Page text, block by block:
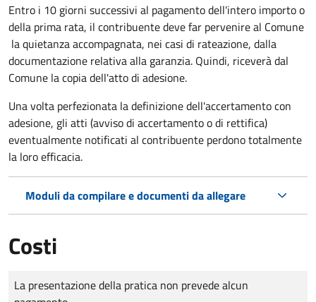
Entro i 10 giorni successivi al pagamento dell'intero importo o
della prima rata, il contribuente deve far pervenire al Comune
la quietanza accompagnata, nei casi di rateazione, dalla
documentazione relativa alla garanzia. Quindi, riceverà dal
Comune la copia dell'atto di adesione.
Una volta perfezionata la definizione dell'accertamento con
adesione, gli atti (avviso di accertamento o di rettifica)
eventualmente notificati al contribuente perdono totalmente
la loro efficacia.
Moduli da compilare e documenti da allegare
Costi
Tipo di pagamento
Importo
La presentazione della pratica non prevede alcun